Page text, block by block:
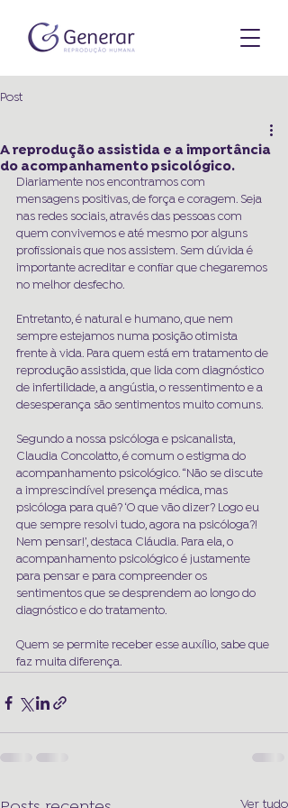
Post
A reprodução assistida e a importância
do acompanhamento psicológico.
Diariamente nos encontramos com
mensagens positivas, de força e coragem. Seja
nas redes sociais, através das pessoas com
quem convivemos e até mesmo por alguns
profissionais que nos assistem. Sem dúvida é
importante acreditar e confiar que chegaremos
no melhor desfecho.
Entretanto, é natural e humano, que nem
sempre estejamos numa posição otimista
frente à vida. Para quem está em tratamento de
reprodução assistida, que lida com diagnóstico
de infertilidade, a angústia, o ressentimento e a
desesperança são sentimentos muito comuns.
Segundo a nossa psicóloga e psicanalista,
Claudia Concolatto, é comum o estigma do
acompanhamento psicológico. “Não se discute
a imprescindível presença médica, mas
psicóloga para quê? ‘O que vão dizer? Logo eu
que sempre resolvi tudo, agora na psicóloga?!
Nem pensar!’, destaca Cláudia. Para ela, o
acompanhamento psicológico é justamente
para pensar e para compreender os
sentimentos que se desprendem ao longo do
diagnóstico e do tratamento.
Quem se permite receber esse auxílio, sabe que
faz muita diferença.
Ver tudo